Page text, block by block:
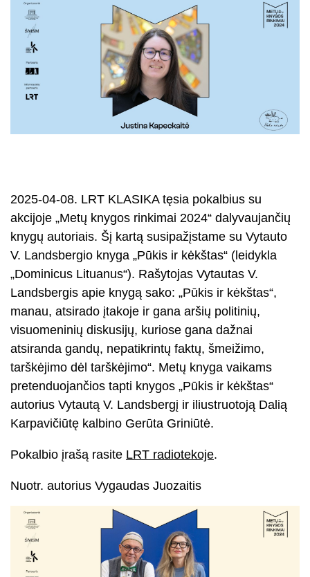
2025-04-08. LRT KLASIKA tęsia pokalbius su
akcijoje „Metų knygos rinkimai 2024“ dalyvaujančių
knygų autoriais. Šį kartą susipažįstame su Vytauto
V. Landsbergio knyga „Pūkis ir kėkštas“ (leidykla
„Dominicus Lituanus“). Rašytojas Vytautas V.
Landsbergis apie knygą sako: „Pūkis ir kėkštas“,
manau, atsirado įtakoje ir gana aršių politinių,
visuomeninių diskusijų, kuriose gana dažnai
atsiranda gandų, nepatikrintų faktų, šmeižimo,
tarškėjimo dėl tarškėjimo“. Metų knyga vaikams
pretenduojančios tapti knygos „Pūkis ir kėkštas“
autorius Vytautą V. Landsbergį ir iliustruotoją Dalią
Karpavičiūtę kalbino Gerūta Griniūtė.
Pokalbio įrašą rasite LRT radiotekoje.
Nuotr. autorius Vygaudas Juozaitis